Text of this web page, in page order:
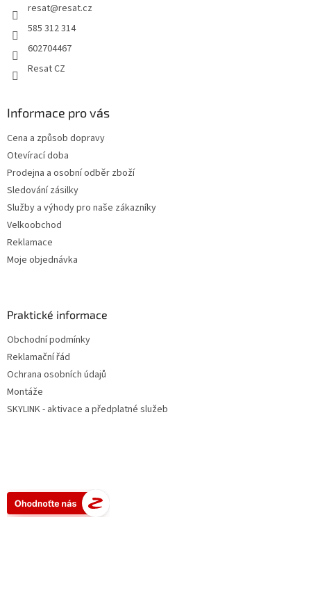
resat@resat.cz
585 312 314
602704467
Resat CZ
Informace pro vás
Cena a způsob dopravy
Otevírací doba
Prodejna a osobní odběr zboží
Sledování zásilky
Služby a výhody pro naše zákazníky
Velkoobchod
Reklamace
Moje objednávka
Praktické informace
Obchodní podmínky
Reklamační řád
Ochrana osobních údajů
Montáže
SKYLINK - aktivace a předplatné služeb